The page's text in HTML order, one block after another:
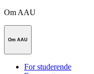
Om AAU
Om AAU
For studerende